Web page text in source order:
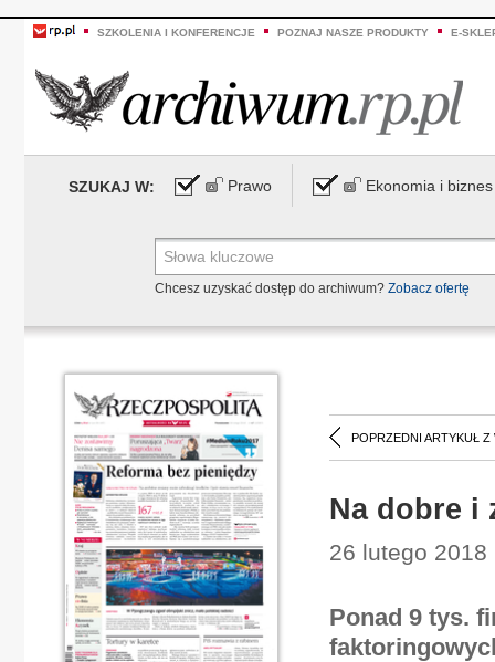
SZKOLENIA I KONFERENCJE POZNAJ NASZE PRODUKTY E-
SZUKAJ W: Prawo Ekonomia i biznes
Chcesz uzyskać dostęp do archiwum? Zobacz ofertę
POPRZEDNI ARTYKUŁ Z
Na dobre i
26 lutego 2018
Ponad 9 tys.